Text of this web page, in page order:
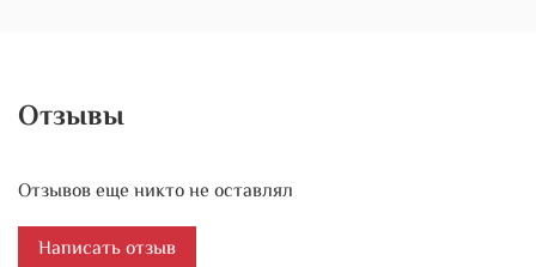
Отзывы
Отзывов еще никто не оставлял
Написать отзыв